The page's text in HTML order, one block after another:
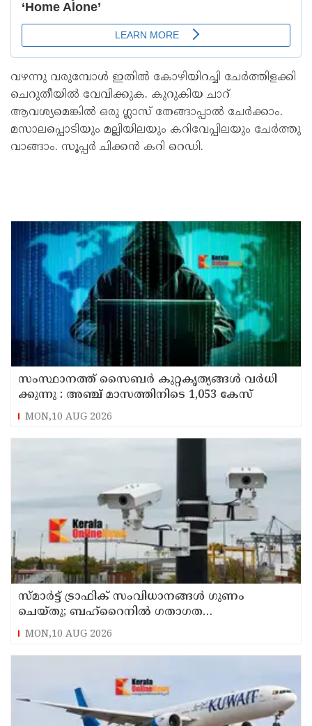
വഴന്നു വരുമ്പോൾ ഇതിൽ കോഴിയിറച്ചി ചേർത്തിളക്കി
ചെറുതീയിൽ വേവിക്കുക. കുറുകിയ ചാറ്
ആവശ്യമെങ്കിൽ ഒരു ഗ്ലാസ് തേങ്ങാപ്പാൽ ചേർക്കാം.
മസാലപ്പൊടിയും മല്ലിയിലയും കറിവേപ്പിലയും ചേർത്തു
വാങ്ങാം. സൂപ്പർ ചിക്കന്‍ കറി റെഡി.
സം​സ്ഥാ​ന​ത്ത് സൈ​ബ​ര്‍ കു​റ്റ​കൃ​ത്യ​ങ്ങ​ൾ വ​ർ​ധി​
ക്കു​ന്നു : അഞ്ച്​ മാസത്തിനിടെ 1,053 കേസ്
MON,10 AUG 2026
സ്മാര്‍ട്ട് ട്രാഫിക് സംവിധാനങ്ങള്‍ ഗുണം
ചെയ്തു; ബഹ്‌റൈനില്‍ ഗതാഗത
നിയമലംഘനങ്ങളും അപകടങ്ങളും കുറഞ്ഞു
MON,10 AUG 2026